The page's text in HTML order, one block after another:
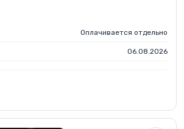
Оплачивается отдельно
06.08.2026